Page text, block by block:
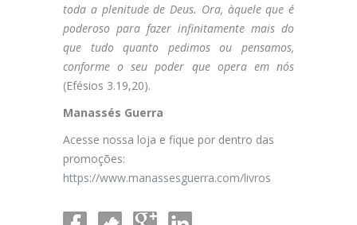
toda a plenitude de Deus. Ora, àquele que é
poderoso para fazer infinitamente mais do
que tudo quanto pedimos ou pensamos,
conforme o seu poder que opera em nós
(Efésios 3.19,20).
Manassés Guerra
Acesse nossa loja e fique por dentro das
promoções:
https://www.manassesguerra.com/livros